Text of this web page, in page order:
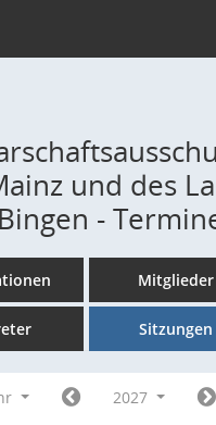
und des
-
Mitglieder
Sitzungen
2027